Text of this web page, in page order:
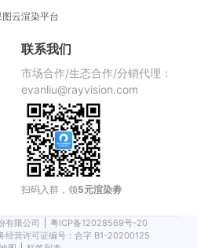
云渲染平台
联系我们
市场合作/生态合作/分销代理：
evanliu@rayvision.com
扫码入群，领5元渲染劵
有限公司
粤ICP备12028569号-20
经营许可证编号：合字 B1-20200125